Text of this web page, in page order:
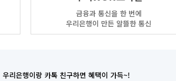
금융과 통신을 한 번에
우리은행이 만든 알뜰한 통신
우리은행이랑 카톡 친구하면 혜택이 가득~!